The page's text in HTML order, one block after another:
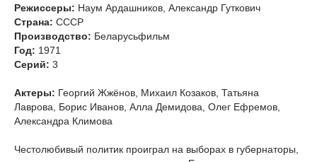
Режиссеры: Наум Ардашников, Александр Гуткович
Страна: СССР
Производство: Беларусьфильм
Год: 1971
Cерий: 3
Актеры: Георгий Жжёнов, Михаил Козаков, Татьяна
Лаврова, Борис Иванов, Алла Демидова, Олег Ефремов,
Александра Климова
Честолюбивый политик проиграл на выборах в губернаторы,